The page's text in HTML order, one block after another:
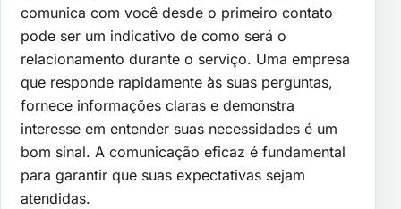
comunica com você desde o primeiro contato
pode ser um indicativo de como será o
relacionamento durante o serviço. Uma empresa
que responde rapidamente às suas perguntas,
fornece informações claras e demonstra
interesse em entender suas necessidades é um
bom sinal. A comunicação eficaz é fundamental
para garantir que suas expectativas sejam
atendidas.